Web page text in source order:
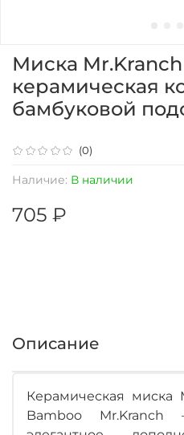
(0)
Наличие: В наличии
Миска
керамическая
бамбуковой
705 ₽
Описание
Керамическая миска
Bamboo